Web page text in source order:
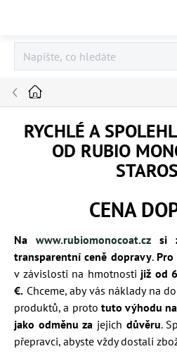
Domů
RYCHLÉ A
OD RUBIO
CENA
Na www.rubiomonocoat.czsi
transparentní ceně dopravy. Pro
v závislosti na hmotnosti již od
€. Chceme, aby vás náklady na
produktů, a proto tuto výhodu
jako odměnu za jejich důvěru.
přepravci, abyste vždy dostali